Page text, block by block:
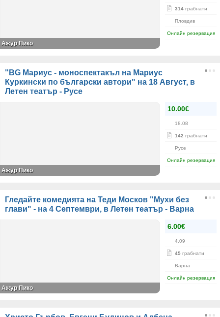
314 грабнати
Пловдив
Онлайн резервация
Ажур Пико
"BG Мариус - моноспектакъл на Мариус
Куркински по български автори" на 18 Август, в
Летен театър - Русе
10.00€
18.08
142 грабнати
Русе
Онлайн резервация
Ажур Пико
Гледайте комедията на Теди Москов "Мухи без
глави" - на 4 Септември, в Летен театър - Варна
6.00€
4.09
45 грабнати
Варна
Онлайн резервация
Ажур Пико